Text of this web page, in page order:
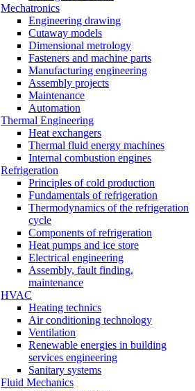
Mechatronics
Engineering drawing
Cutaway models
Dimensional metrology
Fasteners and machine parts
Manufacturing engineering
Assembly projects
Maintenance
Automation
Thermal Engineering
Heat exchangers
Thermal fluid energy machines
Internal combustion engines
Refrigeration
Principles of cold production
Fundamentals of refrigeration
Thermodynamics of the refrigeration
cycle
Components of refrigeration
Heat pumps and ice store
Electrical engineering
Assembly, fault finding,
maintenance
HVAC
Heating technics
Air conditioning technology
Ventilation
Renewable energies in building
services engineering
Sanitary systems
Fluid Mechanics